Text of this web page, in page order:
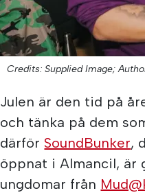
Credits: Supplied Image;
Julen är den tid på
och tänka på dem
därför SoundBunker,
öppnat i Almancil, är
ungdomar från